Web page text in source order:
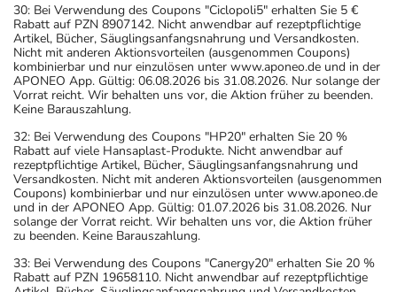
30: Bei Verwendung des Coupons "Ciclopoli5" erhalten Sie 5 €
Rabatt auf PZN 8907142. Nicht anwendbar auf rezeptpflichtige
Artikel, Bücher, Säuglingsanfangsnahrung und Versandkosten.
Nicht mit anderen Aktionsvorteilen (ausgenommen Coupons)
kombinierbar und nur einzulösen unter www.aponeo.de und in der
APONEO App. Gültig: 06.08.2026 bis 31.08.2026. Nur solange der
Vorrat reicht. Wir behalten uns vor, die Aktion früher zu beenden.
Keine Barauszahlung.
32: Bei Verwendung des Coupons "HP20" erhalten Sie 20 %
Rabatt auf viele Hansaplast-Produkte. Nicht anwendbar auf
rezeptpflichtige Artikel, Bücher, Säuglingsanfangsnahrung und
Versandkosten. Nicht mit anderen Aktionsvorteilen (ausgenommen
Coupons) kombinierbar und nur einzulösen unter www.aponeo.de
und in der APONEO App. Gültig: 01.07.2026 bis 31.08.2026. Nur
solange der Vorrat reicht. Wir behalten uns vor, die Aktion früher
zu beenden. Keine Barauszahlung.
33: Bei Verwendung des Coupons "Canergy20" erhalten Sie 20 %
Rabatt auf PZN 19658110. Nicht anwendbar auf rezeptpflichtige